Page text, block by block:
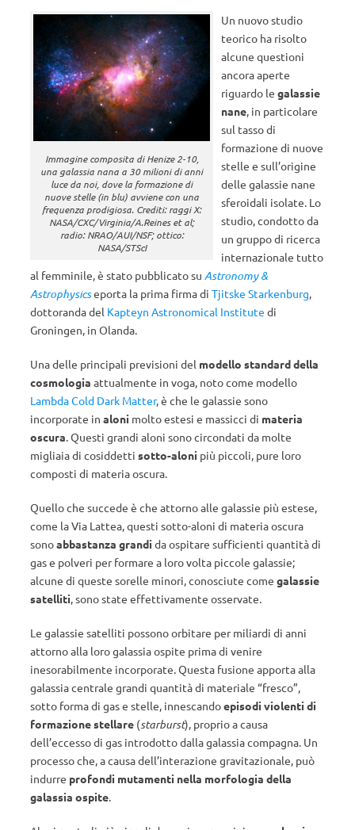
Immagine composita di Henize 2-10,
una galassia nana a 30 milioni di anni
luce da noi, dove la formazione di
nuove stelle (in blu) avviene con una
frequenza prodigiosa. Crediti: raggi X:
NASA/CXC/Virginia/A.Reines et al;
radio: NRAO/AUI/NSF; ottico:
NASA/STScI
Un nuovo studio
teorico ha risolto
alcune questioni
ancora aperte
riguardo legalassie
nane, in particolare
sul tasso di
formazione di nuove
stelle e sull’origine
delle galassie nane
sferoidali isolate. Lo
studio, condotto da
un gruppo di ricerca
internazionale tutto
al femminile, è stato pubblicato su Astronomy &
Astrophysicseporta la prima firma di Tjitske Starkenburg,
dottoranda del Kapteyn Astronomical Institute di
Groningen, in Olanda.
Una delle principali previsioni del modello standard della
cosmologia attualmente in voga, noto come modello
Lambda Cold Dark Matter, è che le galassie sono
incorporate in aloni molto estesi e massicci di materia
oscura. Questi grandi aloni sono circondati da molte
migliaia di cosiddetti sotto-aloni più piccoli, pure loro
composti di materia oscura.
Quello che succede è che attorno alle galassie più estese,
come la Via Lattea, questi sotto-aloni di materia oscura
sonoabbastanza grandi da ospitare sufficienti quantità di
gas e polveri per formare a loro volta piccole galassie;
alcune di queste sorelle minori, conosciute come galassie
satelliti, sono state effettivamente osservate.
Le galassie satelliti possono orbitare per miliardi di anni
attorno alla loro galassia ospite prima di venire
inesorabilmente incorporate. Questa fusione apporta alla
galassia centrale grandi quantità di materiale “fresco”,
sotto forma di gas e stelle, innescandoepisodi violenti di
formazione stellare (starburst), proprio a causa
dell’eccesso di gas introdotto dalla galassia compagna. Un
processo che, a causa dell’interazione gravitazionale, può
indurre profondi mutamenti nella morfologia della
galassia ospite.